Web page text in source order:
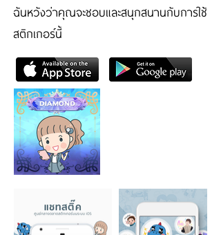
ฉันหวังว่าคุณจะชอบและสนุกสนานกับการใช้
สติกเกอร์นี้